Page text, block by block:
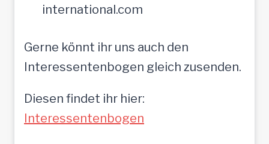
international.com
Gerne könnt ihr uns auch den
Interessentenbogen gleich zusenden.
Diesen findet ihr hier:
Interessentenbogen